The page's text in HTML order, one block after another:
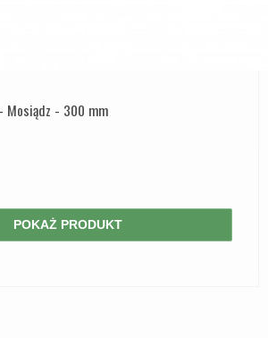
Mosiądz - 300 mm
POKAŻ PRODUKT